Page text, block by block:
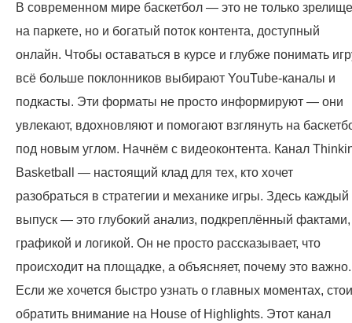
В современном мире баскетбол — это не только зрелище
на паркете, но и богатый поток контента, доступный
онлайн. Чтобы оставаться в курсе и глубже понимать
всё больше поклонников выбирают YouTube-каналы и
подкасты. Эти форматы не просто информируют — они
увлекают, вдохновляют и помогают взглянуть на
под новым углом. Начнём с видеоконтента. Канал
Basketball — настоящий клад для тех, кто хочет
разобраться в стратегии и механике игры. Здесь каждый
выпуск — это глубокий анализ, подкреплённый фактами,
графикой и логикой. Он не просто рассказывает, что
происходит на площадке, а объясняет, почему это важно.
Если же хочется быстро узнать о главных моментах,
обратить внимание на House of Highlights. Этот канал